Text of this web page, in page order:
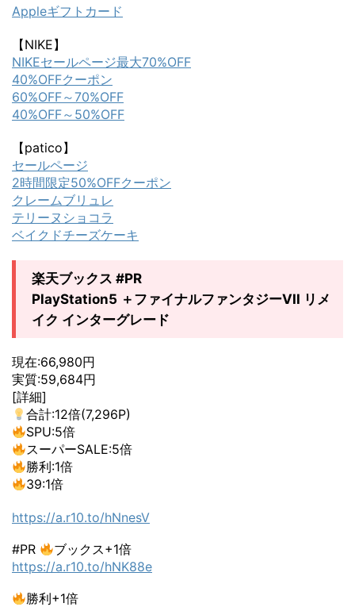
Appleギフトカード
【NIKE】
NIKEセールページ最大70%OFF
40%OFFクーポン
60%OFF～70%OFF
40%OFF～50%OFF
【patico】
セールページ
2時間限定50%OFFクーポン
クレームブリュレ
テリーヌショコラ
ベイクドチーズケーキ
楽天ブックス #PR
PlayStation5 ＋ファイナルファンタジーVII リメ
イク インターグレード
現在:66,980円
実質:59,684円
[詳細]
合計:12倍(7,296P)
SPU:5倍
スーパーSALE:5倍
勝利:1倍
39:1倍
https://a.r10.to/hNnesV
#PR
ブックス+1倍
https://a.r10.to/hNK88e
勝利+1倍